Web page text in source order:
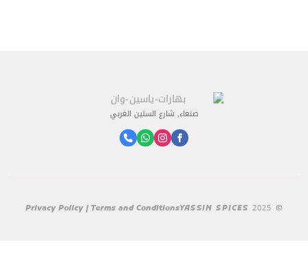
صنعاء, شارع الستين الغربي
© 2025 YASSIN SPICES
Privacy Policy | Terms and Conditions